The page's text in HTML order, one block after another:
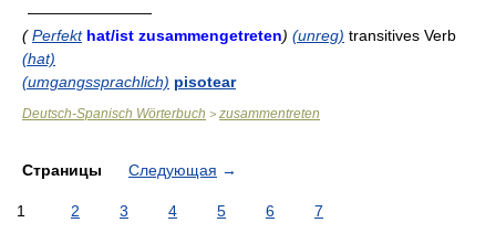
————————
( Perfekt hat/ist zusammengetreten) (unreg) transitives Verb
(hat)
(umgangssprachlich) pisotear
Deutsch-Spanisch Wörterbuch > zusammentreten
Страницы Следующая →
1 2 3 4 5 6 7